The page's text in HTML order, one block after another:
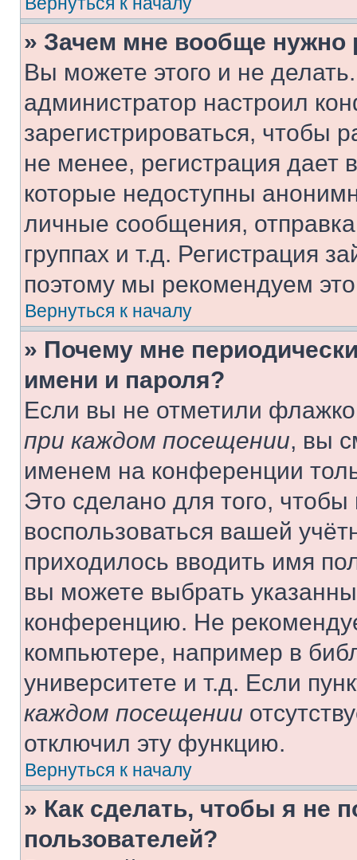
» Зачем мне вообще нужно
Вы можете этого и не
администратор настроил
зарегистрироваться, чтобы
не менее, регистрация
которые недоступны
личные сообщения,
группах и т.д. Регистрация
поэтому мы рекомендуем
Вернуться к началу
» Почему мне
имени и пароля?
Если вы не отметили
при каждом посещении, вы
именем на конференции
Это сделано для того, чтобы
воспользоваться вашей
приходилось вводить имя
вы можете выбрать
конференцию. Не
компьютере, например в
университете и т.д. Если
каждом посещении
отключил эту функцию.
Вернуться к началу
» Как сделать, чтобы я не
пользователей?